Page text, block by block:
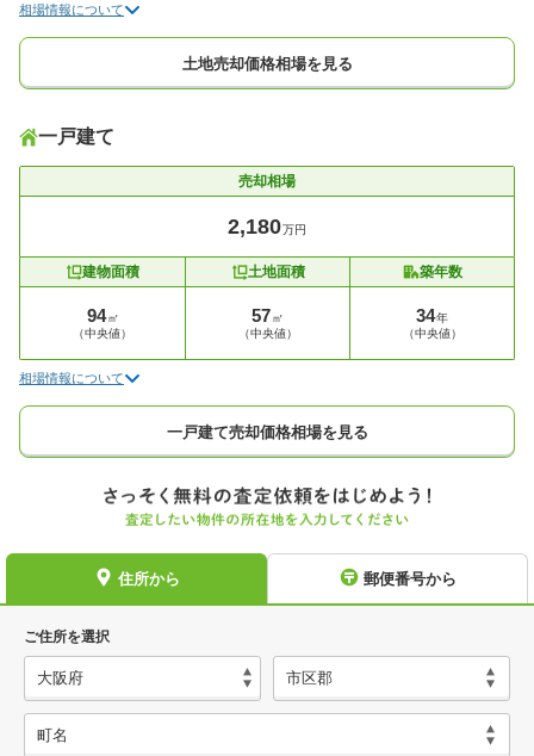
相場情報について
土地売却価格相場を見る
一戸建て
売却相場
2,180万円
建物面積
94㎡
（中央値）
土地面積
57㎡
（中央値）
築年数
34年
（中央値）
相場情報について
一戸建て売却価格相場を見る
住所から 郵便番号から
ご住所を選択